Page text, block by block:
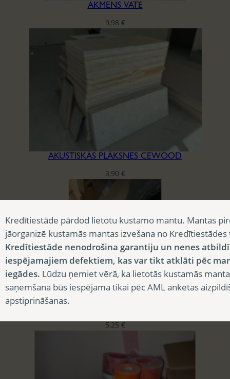
AKMENS VATE
9,98 €
AKUSTISKĀS PLĀKSNES CEWOOD
3,90 €
5,25€
Kredītiestāde pārdod lietotu kustamo mantu. Mantas
jāorganizē kustamās mantas izvešana no
Kredītiestāde nenodrošina garantiju un nenes
iespējamajiem defektiem, kas var tikt atklāti pēc
iegādes. Lūdzu ņemiet vērā, ka lietotās kustamās
saņemšana būs iespējama tikai pēc AML anketas
apstiprināšanas.